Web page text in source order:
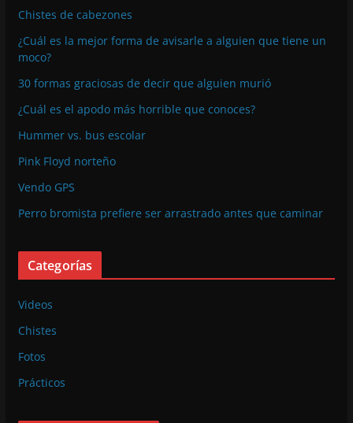
Chistes de cabezones
¿Cuál es la mejor forma de avisarle a alguien que tiene un
moco?
30 formas graciosas de decir que alguien murió
¿Cuál es el apodo más horrible que conoces?
Hummer vs. bus escolar
Pink Floyd norteño
Vendo GPS
Perro bromista prefiere ser arrastrado antes que caminar
Categorías
Videos
Chistes
Fotos
Prácticos